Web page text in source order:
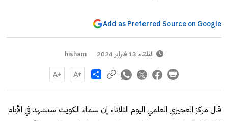
Add as Preferred Source on Google
الثلاثاء 13 فبراير 2024 hisham
Share
قال مركز العجيري العلمي اليوم الثلاثاء إن سماء الكويت ستشهد في الأيام